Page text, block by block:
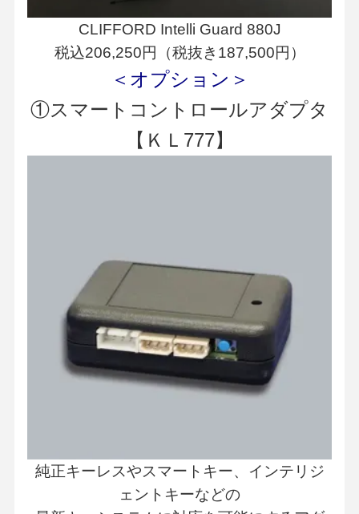
CLIFFORD Intelli Guard 880J
税込206,250円（税抜き187,500円）
＜オプション＞
①スマートコントロールアダプタ
【ＫＬ777】
純正キーレスやスマートキー、インテリジ
ェントキーなどの